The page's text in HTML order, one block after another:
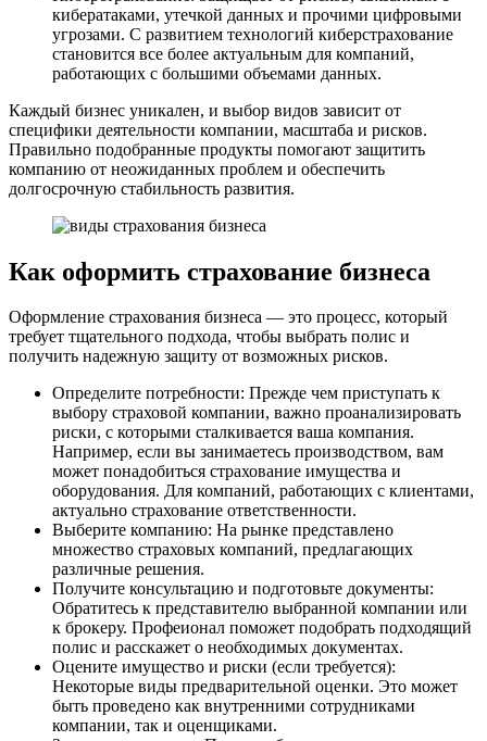
кибератаками, утечкой данных и прочими цифровыми
угрозами. С развитием технологий киберстрахование
становится все более актуальным для компаний,
работающих с большими объемами данных.
Каждый бизнес уникален, и выбор видов зависит от
специфики деятельности компании, масштаба и рисков.
Правильно подобранные продукты помогают защитить
компанию от неожиданных проблем и обеспечить
долгосрочную стабильность развития.
Как оформить страхование бизнеса
Оформление страхования бизнеса — это процесс, который
требует тщательного подхода, чтобы выбрать полис и
получить надежную защиту от возможных рисков.
Определите потребности: Прежде чем приступать к
выбору страховой компании, важно проанализировать
риски, с которыми сталкивается ваша компания.
Например, если вы занимаетесь производством, вам
может понадобиться страхование имущества и
оборудования. Для компаний, работающих с клиентами,
актуально страхование ответственности.
Выберите компанию: На рынке представлено
множество страховых компаний, предлагающих
различные решения.
Получите консультацию и подготовьте документы:
Обратитесь к представителю выбранной компании или
к брокеру. Профеионал поможет подобрать подходящий
полис и расскажет о необходимых документах.
Оцените имущество и риски (если требуется):
Некоторые виды предварительной оценки. Это может
быть проведено как внутренними сотрудниками
компании, так и оценщиками.